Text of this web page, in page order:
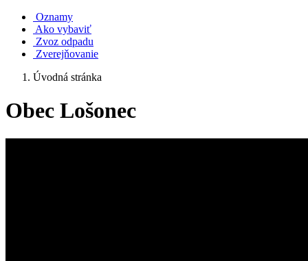
Oznamy
Ako vybaviť
Zvoz odpadu
Zverejňovanie
Úvodná stránka
Obec Lošonec